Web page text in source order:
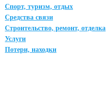
Спорт, туризм, отдых
Средства связи
Строительство, ремонт, отделка
Услуги
Потери, находки